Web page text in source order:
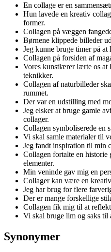
En collage er en
Hun lavede en kreativ
former.
Collagen på væggen
Børnene klippede billeder
Jeg kunne bruge timer på
Collagen på forsiden af
Vores kunstlærer lærte os at
teknikker.
Collagen af naturbilleder
rummet.
Der var en udstilling med
Jeg elsker at bruge gamle
collager.
Collagen symboliserede en
Vi skal samle materialer til
Jeg fandt inspiration til min
Collagen fortalte en historie
elementer.
Min veninde gav mig en
Collager kan være en
Jeg har brug for flere
Der er mange forskellige
Collagen fik mig til at
Vi skal bruge lim og saks til
Synonymer